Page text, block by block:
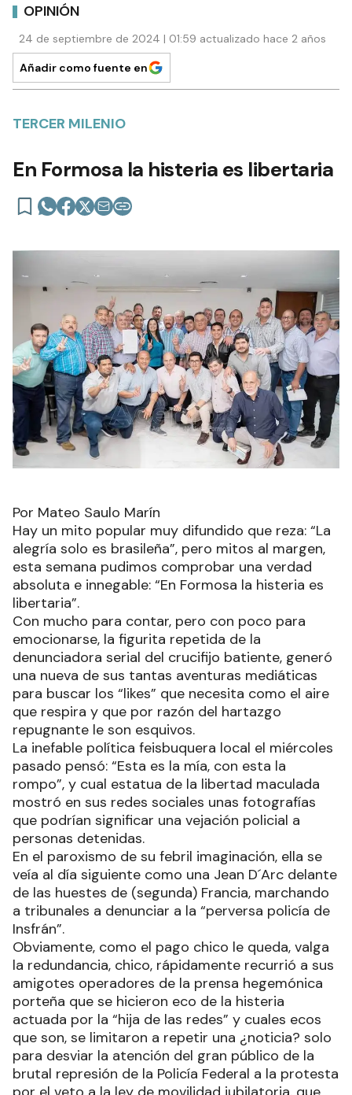
OPINIÓN
24 de septiembre de 2024 | 01:59 actualizado hace 2 años
Añadir como fuente en
TERCER MILENIO
En Formosa la histeria es libertaria
Por Mateo Saulo Marín
Hay un mito popular muy difundido que reza: “La
alegría solo es brasileña”, pero mitos al margen,
esta semana pudimos comprobar una verdad
absoluta e innegable: “En Formosa la histeria es
libertaria”.
Con mucho para contar, pero con poco para
emocionarse, la figurita repetida de la
denunciadora serial del crucifijo batiente, generó
una nueva de sus tantas aventuras mediáticas
para buscar los “likes” que necesita como el aire
que respira y que por razón del hartazgo
repugnante le son esquivos.
La inefable política feisbuquera local el miércoles
pasado pensó: “Esta es la mía, con esta la
rompo”, y cual estatua de la libertad maculada
mostró en sus redes sociales unas fotografías
que podrían significar una vejación policial a
personas detenidas.
En el paroxismo de su febril imaginación, ella se
veía al día siguiente como una Jean D´Arc delante
de las huestes de (segunda) Francia, marchando
a tribunales a denunciar a la “perversa policía de
Insfrán”.
Obviamente, como el pago chico le queda, valga
la redundancia, chico, rápidamente recurrió a sus
amigotes operadores de la prensa hegemónica
porteña que se hicieron eco de la histeria
actuada por la “hija de las redes” y cuales ecos
que son, se limitaron a repetir una ¿noticia? solo
para desviar la atención del gran público de la
brutal represión de la Policía Federal a la protesta